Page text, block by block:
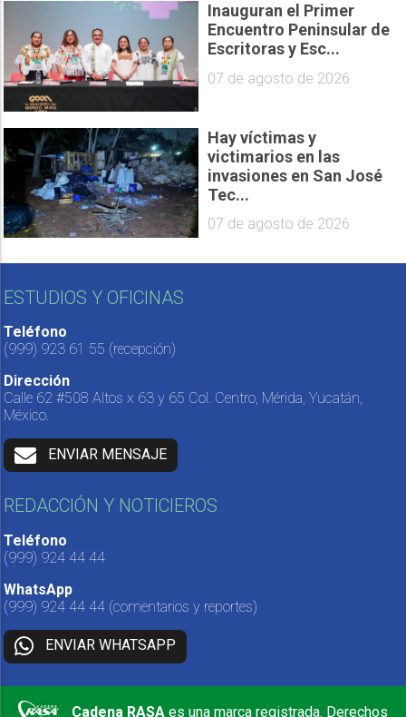
Inauguran el Primer
Encuentro Peninsular de
Escritoras y Esc...
07 de agosto de 2026
Hay víctimas y
victimarios en las
invasiones en San José
Tec...
07 de agosto de 2026
ESTUDIOS Y OFICINAS
Teléfono
(999) 923 61 55 (recepción)
Dirección
Calle 62 #508 Altos x 63 y 65 Col. Centro, Mérida, Yucatán,
México.
ENVIAR MENSAJE
REDACCIÓN Y NOTICIEROS
Teléfono
(999) 924 44 44
WhatsApp
(999) 924 44 44 (comentarios y reportes)
ENVIAR WHATSAPP
Cadena RASA es una marca registrada. Derechos